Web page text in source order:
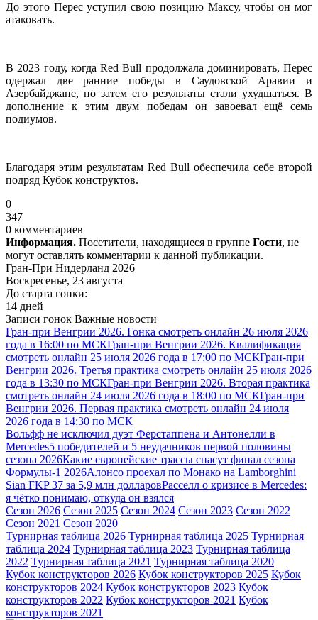
До этого Перес уступил свою позицию Максу, чтобы он мог
атаковать.
В 2023 году, когда Red Bull продолжала доминировать, Перес
одержал две ранние победы в Саудовской Аравии и
Азербайджане, но затем его результаты стали ухудшаться. В
дополнение к этим двум победам он завоевал ещё семь
подиумов.
Благодаря этим результатам Red Bull обеспечила себе второй
подряд Кубок конструктов.
0
347
0 комментариев
Информация. Посетители, находящиеся в группе Гости, не
могут оставлять комментарии к данной публикации.
Гран-При Нидерланд 2026
Воскресенье, 23 августа
До старта гонки:
14 дней
Записи гонок Важные новости
Гран-при Венгрии 2026. Гонка смотреть онлайн 26 июля 2026
года в 16:00 по МСКГран-при Венгрии 2026. Квалификация
смотреть онлайн 25 июля 2026 года в 17:00 по МСКГран-при
Венгрии 2026. Третья практика смотреть онлайн 25 июля 2026
года в 13:30 по МСКГран-при Венгрии 2026. Вторая практика
смотреть онлайн 24 июля 2026 года в 18:00 по МСКГран-при
Венгрии 2026. Первая практика смотреть онлайн 24 июля
2026 года в 14:30 по МСК
Вольфф не исключил дуэт Ферстаппена и Антонелли в
Mercedes5 победителей и 5 неудачников первой половины
сезона 2026Какие европейские трассы спасут финал сезона
Формулы-1 2026Алонсо проехал по Монако на Lamborghini
Sian FKP 37 за 5,9 млн долларовРасселл о кризисе в Mercedes:
я чётко понимаю, откуда он взялся
Сезон 2026 Сезон 2025 Сезон 2024 Сезон 2023 Сезон 2022
Сезон 2021 Сезон 2020
Турнирная таблица 2026 Турнирная таблица 2025 Турнирная
таблица 2024 Турнирная таблица 2023 Турнирная таблица
2022 Турнирная таблица 2021 Турнирная таблица 2020
Кубок конструкторов 2026 Кубок конструкторов 2025 Кубок
конструкторов 2024 Кубок конструкторов 2023 Кубок
конструкторов 2022 Кубок конструкторов 2021 Кубок
конструкторов 2021